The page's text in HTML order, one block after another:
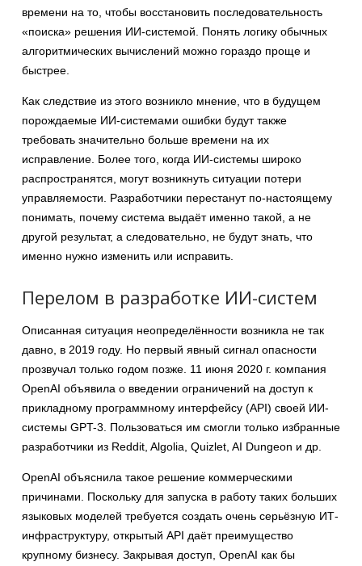
времени на то, чтобы восстановить последовательность
«поиска» решения ИИ-системой. Понять логику обычных
алгоритмических вычислений можно гораздо проще и
быстрее.
Как следствие из этого возникло мнение, что в будущем
порождаемые ИИ-системами ошибки будут также
требовать значительно больше времени на их
исправление. Более того, когда ИИ-системы широко
распространятся, могут возникнуть ситуации потери
управляемости. Разработчики перестанут по-настоящему
понимать, почему система выдаёт именно такой, а не
другой результат, а следовательно, не будут знать, что
именно нужно изменить или исправить.
Перелом в разработке ИИ-систем
Описанная ситуация неопределённости возникла не так
давно, в 2019 году. Но первый явный сигнал опасности
прозвучал только годом позже. 11 июня 2020 г. компания
OpenAI объявила о введении ограничений на доступ к
прикладному программному интерфейсу (API) своей ИИ-
системы GPT-3. Пользоваться им смогли только избранные
разработчики из Reddit, Algolia, Quizlet, AI Dungeon и др.
OpenAI объяснила такое решение коммерческими
причинами. Поскольку для запуска в работу таких больших
языковых моделей требуется создать очень серьёзную ИТ-
инфраструктуру, открытый API даёт преимущество
крупному бизнесу. Закрывая доступ, OpenAI как бы